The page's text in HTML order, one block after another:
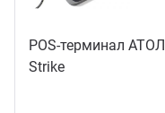
POS-терминал АТОЛ
Strike